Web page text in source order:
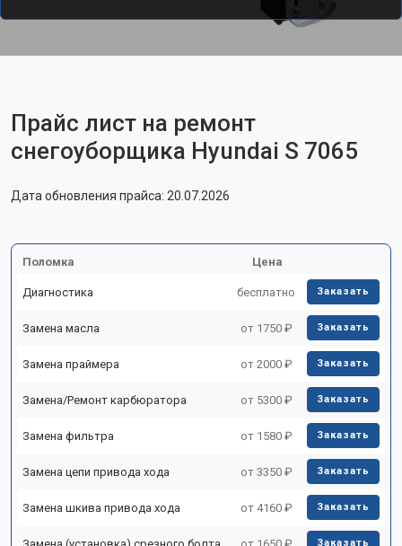
Прайс лист на ремонт
снегоуборщика Hyundai S 7065
Дата обновления прайса: 20.07.2026
Поломка Цена
Диагностика бесплатно Заказать
Замена масла от 1750 ₽ Заказать
Замена праймера от 2000 ₽ Заказать
Замена/Pемонт карбюратора от 5300 ₽ Заказать
Замена фильтра от 1580 ₽ Заказать
Замена цепи привода хода от 3350 ₽ Заказать
Замена шкива привода хода от 4160 ₽ Заказать
Замена (установка) срезного болта от 1650 ₽ Заказать